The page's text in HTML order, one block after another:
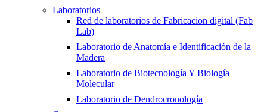
Laboratorios
Red de laboratorios de Fabricacion digital (Fab
Lab)
Laboratorio de Anatomía e Identificación de la
Madera
Laboratorio de Biotecnología Y Biología
Molecular
Laboratorio de Dendrocronología